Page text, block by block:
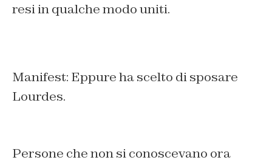
resi in qualche modo uniti.
Manifest: Eppure ha scelto di sposare
Lourdes.
Persone che non si conoscevano ora